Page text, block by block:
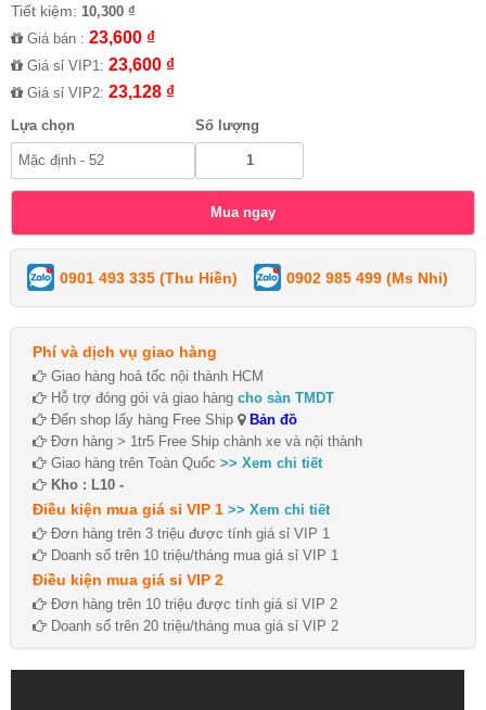
Tiết kiệm: 10,300 ₫
Giá bán : 23,600 ₫
Giá sỉ VIP1: 23,600 ₫
Giá sỉ VIP2: 23,128 ₫
Lựa chọn Số lượng
0901 493 335 (Thu Hiền) 0902 985 499 (Ms Nhi)
Phí và dịch vụ giao hàng
Giao hàng hoả tốc nội thành HCM
Hỗ trợ đóng gói và giao hàng cho sàn TMDT
Đến shop lấy hàng Free Ship
Bản đồ
Đơn hàng > 1tr5 Free Ship chành xe và nội thành
Giao hàng trên Toàn Quốc >> Xem chi tiết
Kho : L10 -
Điều kiện mua giá sỉ VIP 1 >> Xem chi tiết
Đơn hàng trên 3 triệu được tính giá sỉ VIP 1
Doanh số trên 10 triệu/tháng mua giá sỉ VIP 1
Điều kiện mua giá sỉ VIP 2
Đơn hàng trên 10 triệu được tính giá sỉ VIP 2
Doanh số trên 20 triệu/tháng mua giá sỉ VIP 2